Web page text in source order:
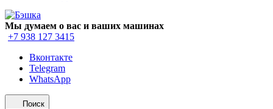
Мы думаем о вас и ваших машинах
+7 938 127 3415
Вконтакте
Telegram
WhatsApp
Поиск